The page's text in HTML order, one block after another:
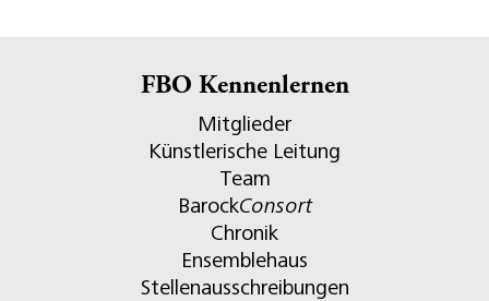
FBO Kennenlernen
Mitglieder
Künstlerische Leitung
Team
BarockConsort
Chronik
Ensemblehaus
Stellenausschreibungen